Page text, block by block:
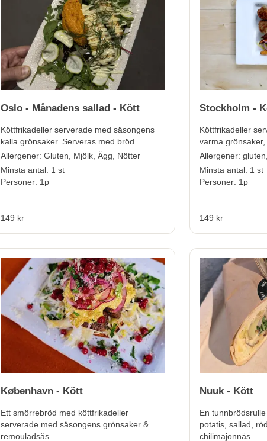
Oslo - Månadens sallad - Kött
Köttfrikadeller serverade med säsongens
kalla grönsaker. Serveras med bröd.
Allergener: Gluten, Mjölk, Ägg, Nötter
Minsta antal: 1 st
Personer: 1p
149 kr
Stockholm -
Köttfrikadeller
varma
Allergener:
Minsta antal: 1 st
Personer: 1p
149 kr
København - Kött
Ett smörrebröd med köttfrikadeller
serverade med säsongens grönsaker &
remouladsås.
Nuuk - Kött
En
potatis, sallad,
chilimajonnäs.